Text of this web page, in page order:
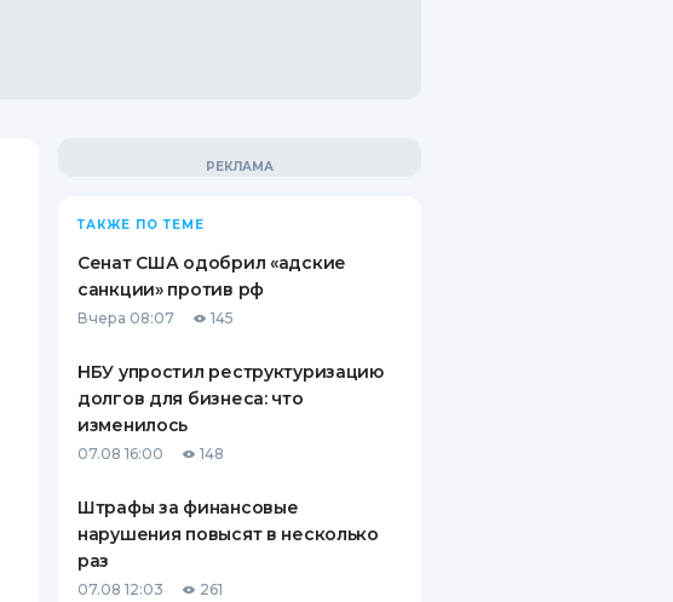
ТАКЖЕ ПО ТЕМЕ
Сенат США одобрил «адские
санкции» против рф
Вчера 08:07 145
НБУ упростил реструктуризацию
долгов для бизнеса: что
изменилось
07.08 16:00 148
Штрафы за финансовые
нарушения повысят в несколько
раз
07.08 12:03 261